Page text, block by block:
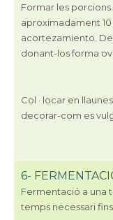
Formar les
aproximadament
acortezamiento.
donant-los forma
Col · locar en
decorar-com es
6-
Fermentació a una
temps necessari